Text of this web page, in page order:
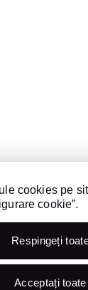
cookies pe
cookie”.
Respingeți
Acceptați toate